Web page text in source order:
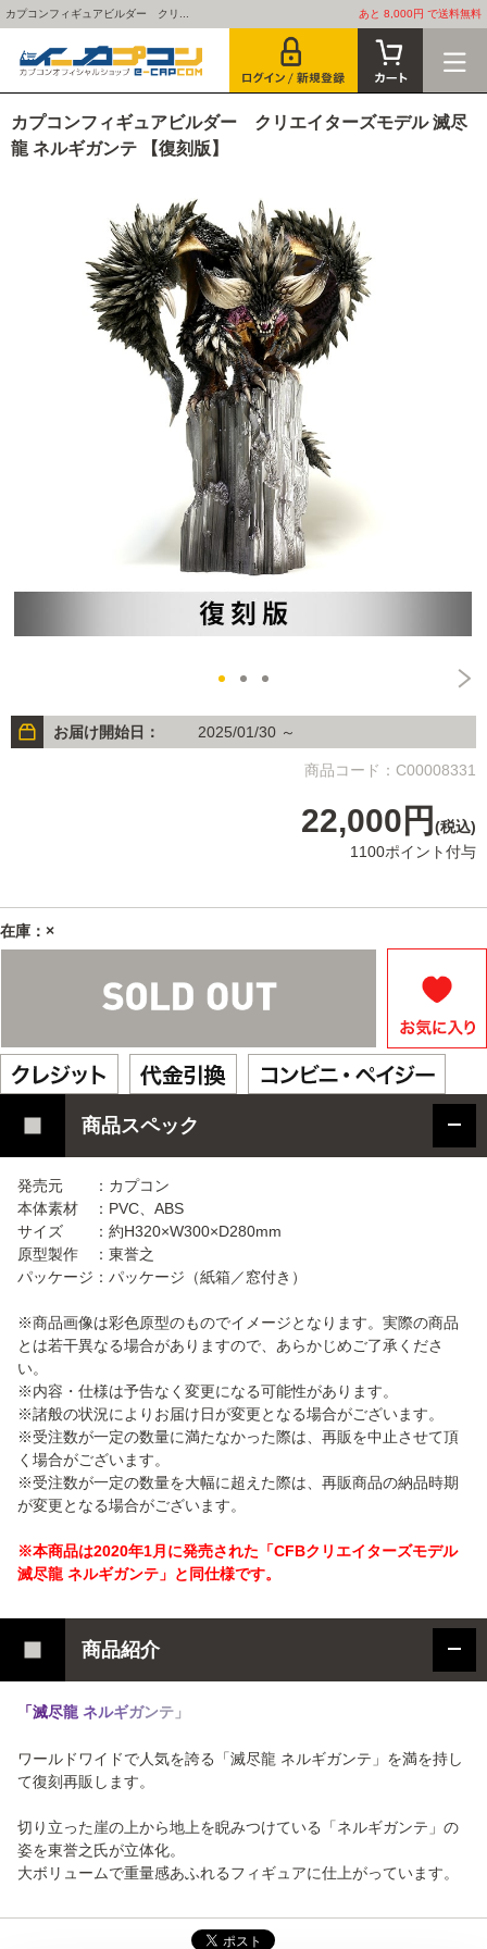
カプコンフィギュアビルダー クリ... あと 8,000円 で送料無料
カプコンフィギュアビルダー クリエイターズモデル 滅尽
龍 ネルギガンテ 【復刻版】
お届け開始日： 2025/01/30 ～
商品コード：C00008331
22,000円 (税込)
1100ポイント付与
在庫：×
商品スペック
発売元 ：カプコン
本体素材 ：PVC、ABS
サイズ ：約H320×W300×D280mm
原型製作 ：東誉之
パッケージ：パッケージ（紙箱／窓付き）
※商品画像は彩色原型のものでイメージとなります。実際の商品
とは若干異なる場合がありますので、あらかじめご了承くださ
い。
※内容・仕様は予告なく変更になる可能性があります。
※諸般の状況によりお届け日が変更となる場合がございます。
※受注数が一定の数量に満たなかった際は、再販を中止させて頂
く場合がございます。
※受注数が一定の数量を大幅に超えた際は、再販商品の納品時期
が変更となる場合がございます。
※本商品は2020年1月に発売された「CFBクリエイターズモデル
滅尽龍 ネルギガンテ」と同仕様です。
商品紹介
「滅尽龍 ネルギガンテ 」
ワールドワイドで人気を誇る「滅尽龍 ネルギガンテ」を満を持し
て復刻再販します。
切り立った崖の上から地上を睨みつけている「ネルギガンテ」の
姿を東誉之氏が立体化。
大ボリュームで重量感あふれるフィギュアに仕上がっています。